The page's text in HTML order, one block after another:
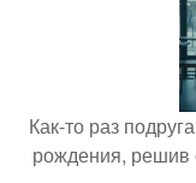
Как-то раз
рождения, решив